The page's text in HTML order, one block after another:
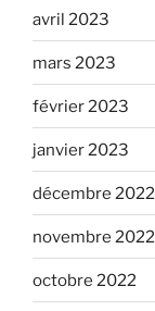
avril 2023
mars 2023
février 2023
janvier 2023
décembre 2022
novembre 2022
octobre 2022